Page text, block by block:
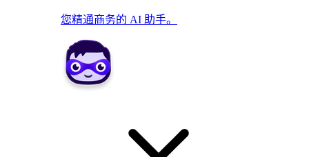
您精通商务的 AI 助手。